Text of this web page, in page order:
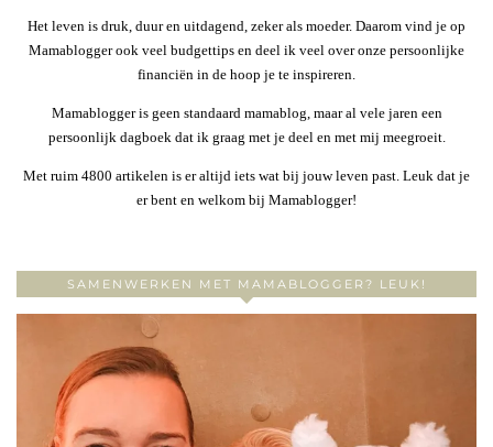
Het leven is druk, duur en uitdagend, zeker als moeder. Daarom vind je op
Mamablogger ook veel budgettips en deel ik veel over onze persoonlijke
financiën in de hoop je te inspireren.
Mamablogger is geen standaard mamablog, maar al vele jaren een
persoonlijk dagboek dat ik graag met je deel en met mij meegroeit.
Met ruim 4800 artikelen is er altijd iets wat bij jouw leven past. Leuk dat je
er bent en welkom bij Mamablogger!
SAMENWERKEN MET MAMABLOGGER? LEUK!